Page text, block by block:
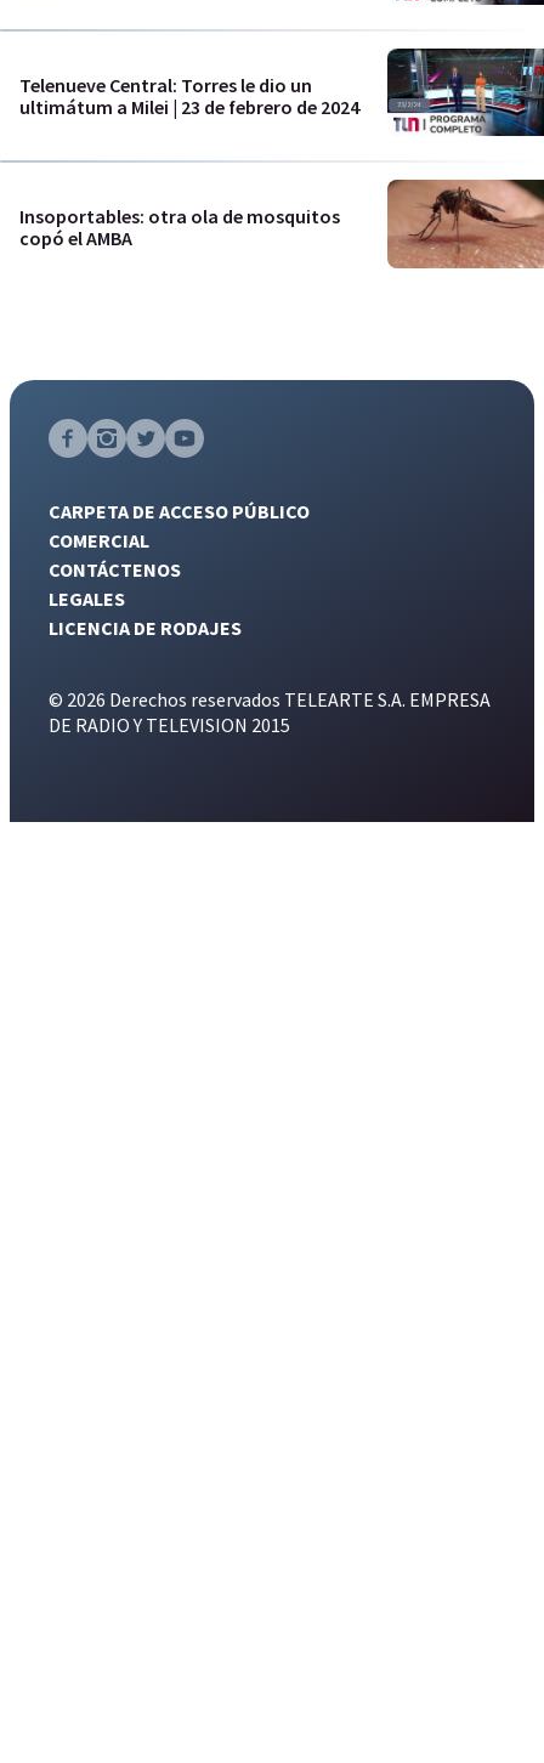
Telenueve Central: Torres le dio un
ultimátum a Milei | 23 de febrero de 2024
Insoportables: otra ola de mosquitos
copó el AMBA
CARPETA DE ACCESO PÚBLICO
COMERCIAL
CONTÁCTENOS
LEGALES
LICENCIA DE RODAJES
© 2026 Derechos reservados TELEARTE S.A. EMPRESA
DE RADIO Y TELEVISION 2015